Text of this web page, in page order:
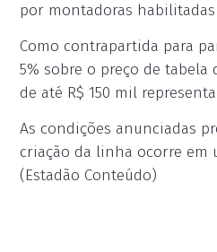
por montadoras habilitadas
Como contrapartida para
5% sobre o preço de
de até R$ 150 mil
As condições anunciadas
criação da linha ocorre em
(Estadão Conteúdo)